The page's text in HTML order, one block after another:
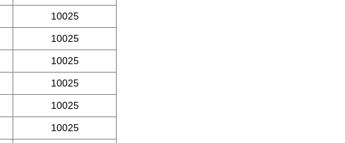
10025
10025
10025
10025
10025
10025